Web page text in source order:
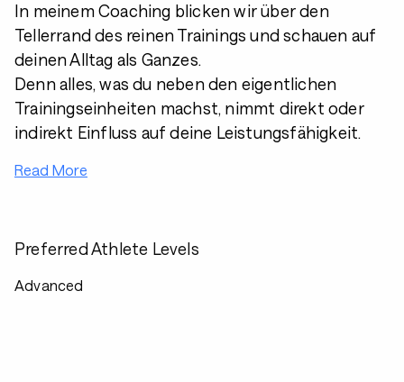
In meinem Coaching blicken wir über den
Tellerrand des reinen Trainings und schauen auf
deinen Alltag als Ganzes.
Denn alles, was du neben den eigentlichen
Trainingseinheiten machst, nimmt direkt oder
indirekt Einfluss auf deine Leistungsfähigkeit.
Read More
Preferred Athlete Levels
Advanced